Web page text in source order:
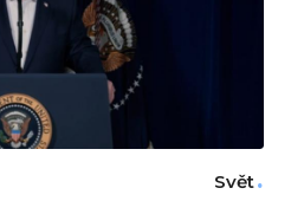
Svět